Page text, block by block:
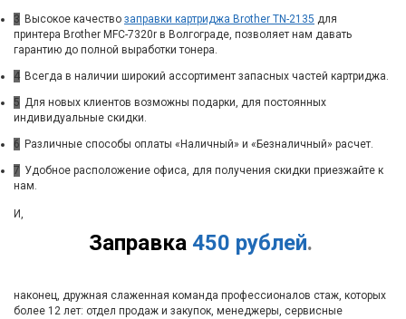
3 Высокое качество заправки картриджа Brother TN-2135 для
принтера Brother MFC-7320r в Волгограде, позволяет нам давать
гарантию до полной выработки тонера.
4 Всегда в наличии широкий ассортимент запасных частей картриджа.
5 Для новых клиентов возможны подарки, для постоянных
индивидуальные скидки.
6 Различные способы оплаты «Наличный» и «Безналичный» расчет.
7 Удобное расположение офиса, для получения скидки приезжайте к
нам.
Заправка 450 рублей.
И,
наконец, дружная слаженная команда профессионалов стаж, которых
более 12 лет: отдел продаж и закупок, менеджеры, сервисные